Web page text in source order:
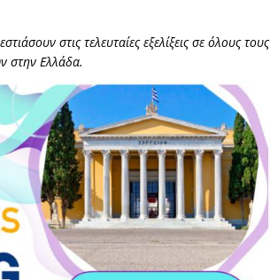
στις τελευταίες εξελίξεις σε όλους τους
στην Ελλάδα.